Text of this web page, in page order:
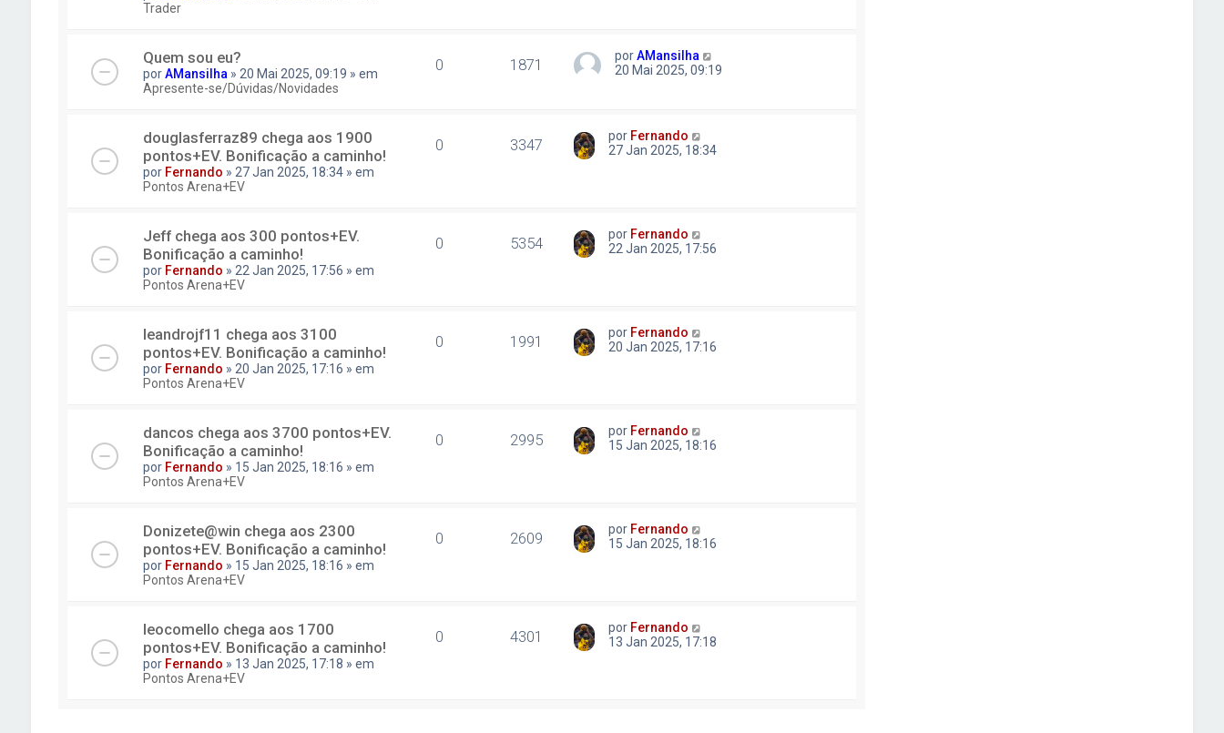
Trader
Quem sou eu?
porAMansilha » 20 Mai 2025, 09:19 » em
Apresente-se/Dúvidas/Novidades
0 1871 porAMansilha
20 Mai 2025, 09:19
douglasferraz89 chega aos 1900
pontos+EV. Bonificação a caminho!
por Fernando » 27 Jan 2025, 18:34 » em
Pontos Arena+EV
0 3347 por Fernando
27 Jan 2025, 18:34
Jeff chega aos 300 pontos+EV.
Bonificação a caminho!
por Fernando » 22 Jan 2025, 17:56 » em
Pontos Arena+EV
0 5354 por Fernando
22 Jan 2025, 17:56
leandrojf11 chega aos 3100
pontos+EV. Bonificação a caminho!
por Fernando » 20 Jan 2025, 17:16 » em
Pontos Arena+EV
0 1991 por Fernando
20 Jan 2025, 17:16
dancos chega aos 3700 pontos+EV.
Bonificação a caminho!
por Fernando » 15 Jan 2025, 18:16 » em
Pontos Arena+EV
0 2995 por Fernando
15 Jan 2025, 18:16
Donizete@win chega aos 2300
pontos+EV. Bonificação a caminho!
por Fernando » 15 Jan 2025, 18:16 » em
Pontos Arena+EV
0 2609 por Fernando
15 Jan 2025, 18:16
leocomello chega aos 1700
pontos+EV. Bonificação a caminho!
por Fernando » 13 Jan 2025, 17:18 » em
Pontos Arena+EV
0 4301 por Fernando
13 Jan 2025, 17:18